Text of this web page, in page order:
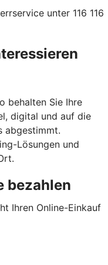
unter 116 116
behalten Sie Ihre
digital und auf die
abgestimmt.
Lösungen und
bezahlen
Ihren Online-Einkauf